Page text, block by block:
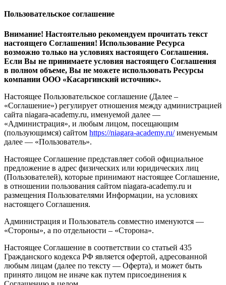
Пользовательское соглашение
Внимание! Настоятельно рекомендуем прочитать текст
настоящего Соглашения! Использование Ресурса
возможно только на условиях настоящего Соглашения.
Если Вы не принимаете условия настоящего Соглашения
в полном объеме, Вы не можете использовать Ресурсы
компании ООО «Касаргинский источник».
Настоящее Пользовательское соглашение (Далее –
«Соглашение») регулирует отношения между администрацией
сайта niagara-academy.ru, именуемой далее —
«Администрация», и любым лицом, посещающим
(пользующимся) сайтом https://niagara-academy.ru/именуемым
далее — «Пользователь».
Настоящее Соглашение представляет собой официальное
предложение в адрес физических или юридических лиц
(Пользователей), которые принимают настоящее Соглашение,
в отношении пользования сайтом niagara-academy.ru и
размещения Пользователями Информации, на условиях
настоящего Соглашения.
Администрация и Пользователь совместно именуются —
«Стороны», а по отдельности – «Сторона».
Настоящее Соглашение в соответствии со статьей 435
Гражданского кодекса РФ является офертой, адресованной
любым лицам (далее по тексту — Оферта), и может быть
принято лицом не иначе как путем присоединения к